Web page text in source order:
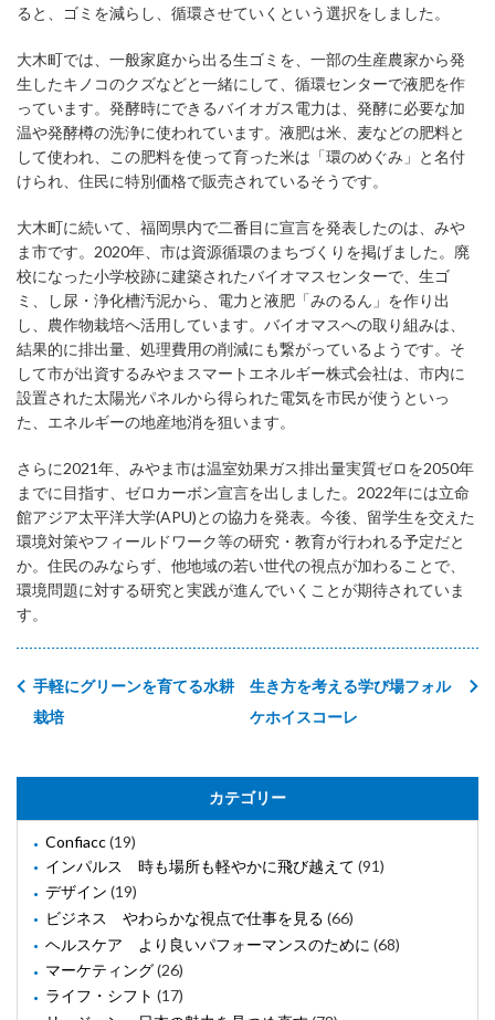
ると、ゴミを減らし、循環させていくという選択をしました。
大木町では、一般家庭から出る生ゴミを、一部の生産農家から発
生したキノコのクズなどと一緒にして、循環センターで液肥を作
っています。発酵時にできるバイオガス電力は、発酵に必要な加
温や発酵樽の洗浄に使われています。液肥は米、麦などの肥料と
して使われ、この肥料を使って育った米は「環のめぐみ」と名付
けられ、住民に特別価格で販売されているそうです。
大木町に続いて、福岡県内で二番目に宣言を発表したのは、みや
ま市です。2020年、市は資源循環のまちづくりを掲げました。廃
校になった小学校跡に建築されたバイオマスセンターで、生ゴ
ミ、し尿・浄化槽汚泥から、電力と液肥「みのるん」を作り出
し、農作物栽培へ活用しています。バイオマスへの取り組みは、
結果的に排出量、処理費用の削減にも繋がっているようです。そ
して市が出資するみやまスマートエネルギー株式会社は、市内に
設置された太陽光パネルから得られた電気を市民が使うといっ
た、エネルギーの地産地消を狙います。
さらに2021年、みやま市は温室効果ガス排出量実質ゼロを2050年
までに目指す、ゼロカーボン宣言を出しました。2022年には立命
館アジア太平洋大学(APU)との協力を発表。今後、留学生を交えた
環境対策やフィールドワーク等の研究・教育が行われる予定だと
か。住民のみならず、他地域の若い世代の視点が加わることで、
環境問題に対する研究と実践が進んでいくことが期待されていま
す。
生き方を考える学び場フォル
ケホイスコーレ
手軽にグリーンを育てる水耕
栽培
カテゴリー
Confiacc(19)
インパルス 時も場所も軽やかに飛び越えて (91)
デザイン (19)
ビジネス やわらかな視点で仕事を見る (66)
ヘルスケア より良いパフォーマンスのために (68)
マーケティング(26)
ライフ・シフト (17)